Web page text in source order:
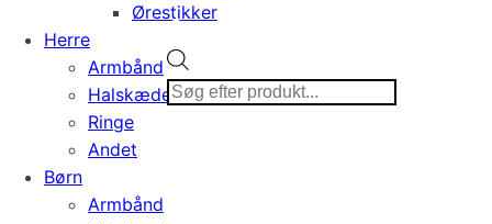
Ørestikker
Herre
Armbånd
Halskæder
Ringe
Andet
Børn
Armbånd
search